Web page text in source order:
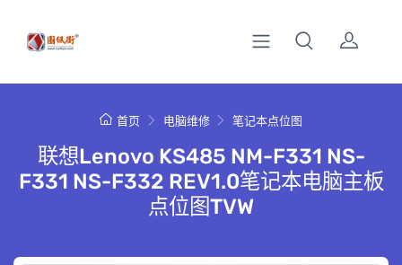
首页 电脑维修 笔记本点位图
联想Lenovo KS485 NM-F331 NS-
F331 NS-F332 REV1.0笔记本电脑主板
点位图TVW